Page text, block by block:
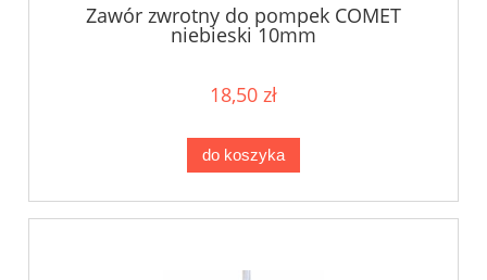
Zawór zwrotny do pompek COMET
niebieski 10mm
18,50 zł
do koszyka